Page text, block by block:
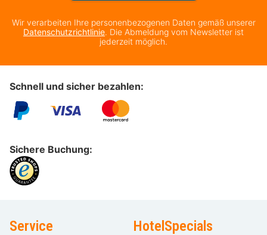
Wir verarbeiten Ihre personenbezogenen Daten gemäß unserer
Datenschutzrichtlinie. Die Abmeldung vom Newsletter ist
jederzeit möglich.
Schnell und sicher bezahlen:
Sichere Buchung:
Service HotelSpecials